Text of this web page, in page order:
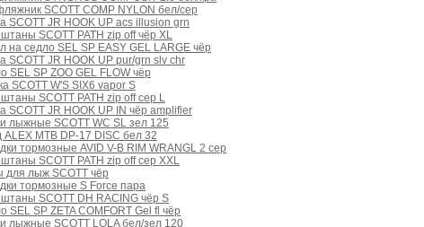
SCOTT COMP NYLON бел/сер
SCOTT JR HOOK UP acs illusion grn
SCOTT PATH zip off чёр XL
на седло SEL SP EASY GEL LARGE чёр
SCOTT JR HOOK UP pur/grn slv chr
SEL SP ZOO GEL FLOW чёр
SCOTT W'S SIX6 vapor S
SCOTT PATH zip off сер L
SCOTT JR HOOK UP IN чёр amplifier
лыжные SCOTT WC SL зел 125
ALEX MTB DP-17 DISC бел 32
тормозные AVID V-B RIM WRANGL 2 сер
SCOTT PATH zip off сер XXL
для лыж SCOTT чёр
тормозные S Force пара
SCOTT DH RACING чёр S
SEL SP ZETA COMFORT Gel fl чёр
лыжные SCOTT LOLA бел/зел 120